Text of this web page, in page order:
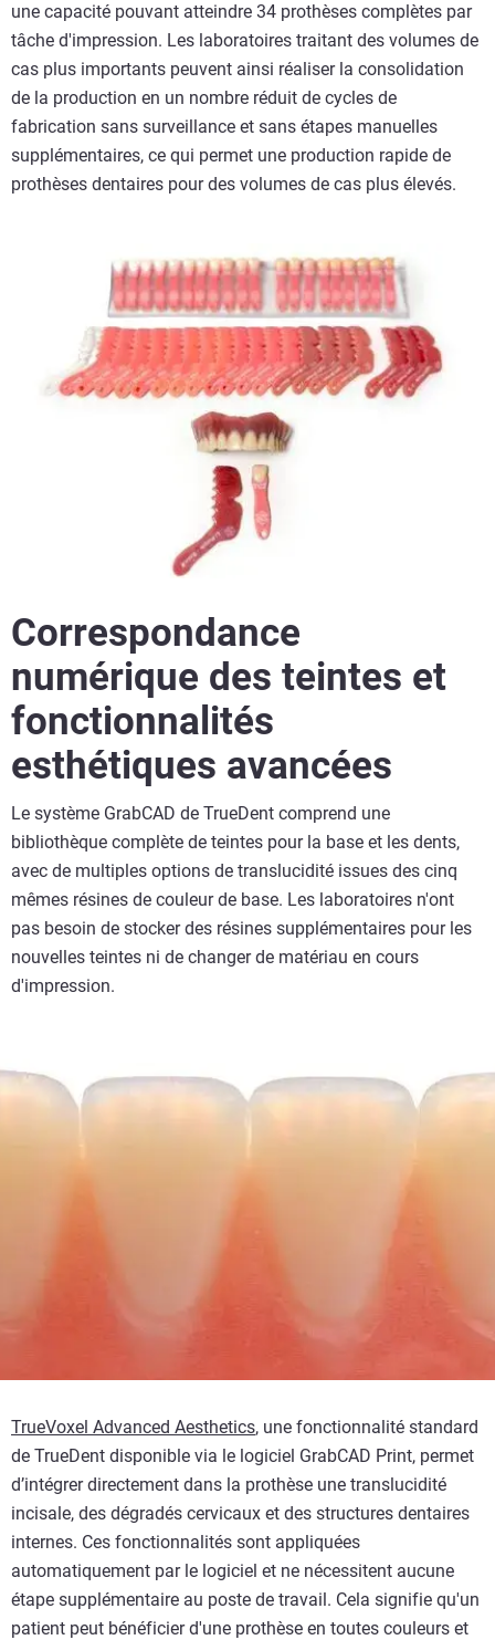
une capacité pouvant atteindre 34 prothèses complètes par
tâche d'impression. Les laboratoires traitant des volumes de
cas plus importants peuvent ainsi réaliser la consolidation
de la production en un nombre réduit de cycles de
fabrication sans surveillance et sans étapes manuelles
supplémentaires, ce qui permet une production rapide de
prothèses dentaires pour des volumes de cas plus élevés.
Correspondance
numérique des teintes et
fonctionnalités
esthétiques avancées
Le système GrabCAD de TrueDent comprend une
bibliothèque complète de teintes pour la base et les dents,
avec de multiples options de translucidité issues des cinq
mêmes résines de couleur de base. Les laboratoires n'ont
pas besoin de stocker des résines supplémentaires pour les
nouvelles teintes ni de changer de matériau en cours
d'impression.
TrueVoxel Advanced Aesthetics, une fonctionnalité standard
de TrueDent disponible via le logiciel GrabCAD Print, permet
d’intégrer directement dans la prothèse une translucidité
incisale, des dégradés cervicaux et des structures dentaires
internes. Ces fonctionnalités sont appliquées
automatiquement par le logiciel et ne nécessitent aucune
étape supplémentaire au poste de travail. Cela signifie qu'un
patient peut bénéficier d'une prothèse en toutes couleurs et